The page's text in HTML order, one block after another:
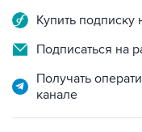
Купить
Подписаться на
Получать
канале